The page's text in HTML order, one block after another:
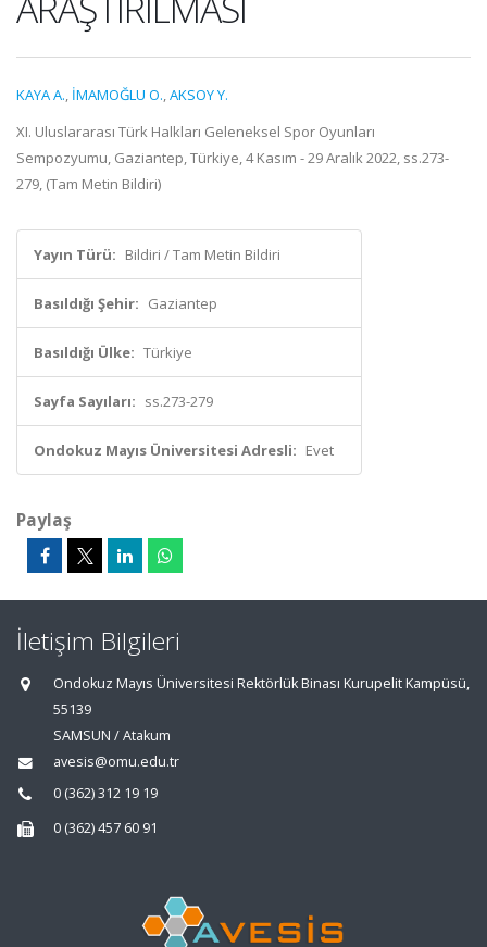
KAYA A., İMAMOĞLU O.,AKSOY Y.
XI. Uluslararası Türk Halkları Geleneksel Spor Oyunları
Sempozyumu, Gaziantep, Türkiye, 4 Kasım - 29 Aralık 2022, ss.273-
279, (Tam Metin Bildiri)
Yayın Türü: Bildiri / Tam Metin Bildiri
Basıldığı Şehir: Gaziantep
Basıldığı Ülke: Türkiye
Sayfa Sayıları: ss.273-279
Ondokuz Mayıs Üniversitesi Adresli: Evet
Paylaş
İletişim Bilgileri
Ondokuz Mayıs Üniversitesi Rektörlük Binası Kurupelit Kampüsü,
55139
SAMSUN / Atakum
avesis@omu.edu.tr
0 (362) 312 19 19
0 (362) 457 60 91